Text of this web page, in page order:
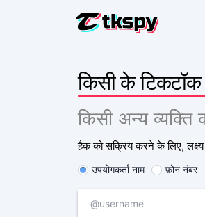
किसी के
किसी अन्य
हैक को सक्रिय करने के लिए,
उपयोगकर्ता नाम फ़ोन नंबर